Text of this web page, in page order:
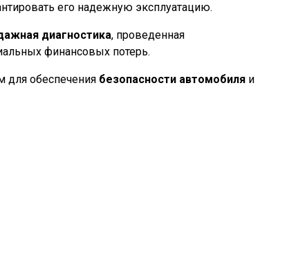
его надежную эксплуатацию.
диагностика, проведенная
финансовых потерь.
для обеспечения безопасности автомобиля и